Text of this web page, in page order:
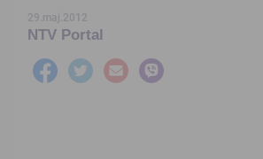
29.maj.2012
NTV Portal